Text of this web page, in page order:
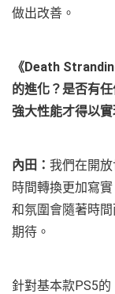
做出改善。
《Death
的進化？是否有
強大性能才得以實
內田： 我們在開
時間轉換更加寫
和氛圍會隨著時
期待。
針對基本款PS5